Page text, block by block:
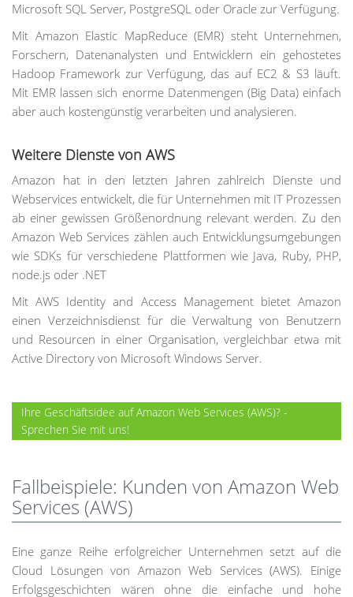
Microsoft SQL Server, PostgreSQL oder Oracle zur Verfügung.
Mit Amazon Elastic MapReduce (EMR) steht Unternehmen,
Forschern, Datenanalysten und Entwicklern ein gehostetes
Hadoop Framework zur Verfügung, das auf EC2 & S3 läuft.
Mit EMR lassen sich enorme Datenmengen (Big Data) einfach
aber auch kostengünstig verarbeiten und analysieren.
Weitere Dienste von AWS
Amazon hat in den letzten Jahren zahlreich Dienste und
Webservices entwickelt, die für Unternehmen mit IT Prozessen
ab einer gewissen Größenordnung relevant werden. Zu den
Amazon Web Services zählen auch Entwicklungsumgebungen
wie SDKs für verschiedene Plattformen wie Java, Ruby, PHP,
node.js oder .NET
Mit AWS Identity and Access Management bietet Amazon
einen Verzeichnisdienst für die Verwaltung von Benutzern
und Resourcen in einer Organisation, vergleichbar etwa mit
Active Directory von Microsoft Windows Server.
Ihre Geschäftsidee auf Amazon Web Services (AWS)? -
Sprechen Sie mit uns!
Fallbeispiele: Kunden von Amazon Web
Services (AWS)
Eine ganze Reihe erfolgreicher Unternehmen setzt auf die
Cloud Lösungen von Amazon Web Services (AWS). Einige
Erfolgsgeschichten wären ohne die einfache und hohe